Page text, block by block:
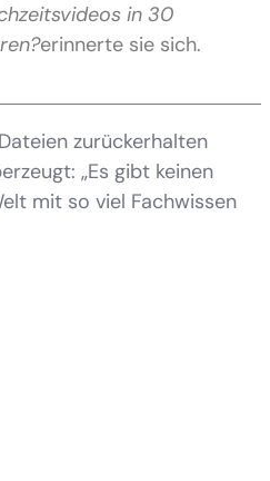
in 30
erinnerte sie sich.
zurückerhalten
„Es gibt keinen
mit so viel Fachwissen